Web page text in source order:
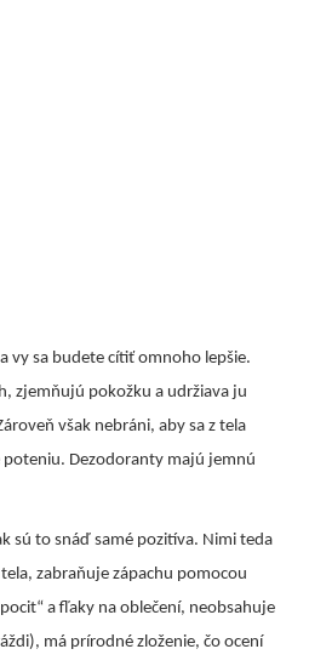
vy sa budete cítiť omnoho lepšie.
zjemňujú pokožku a udržiava ju
však nebráni, aby sa z tela
poteniu. Dezodoranty majú jemnú
sú to snáď samé pozitíva. Nimi teda
zabraňuje zápachu pomocou
a fľaky na oblečení, neobsahuje
má prírodné zloženie, čo ocení